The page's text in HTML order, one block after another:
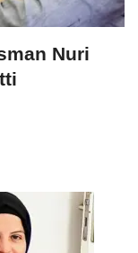
Nuri